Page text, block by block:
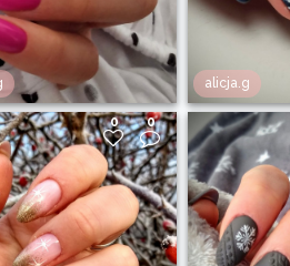
alicja.g
0 0